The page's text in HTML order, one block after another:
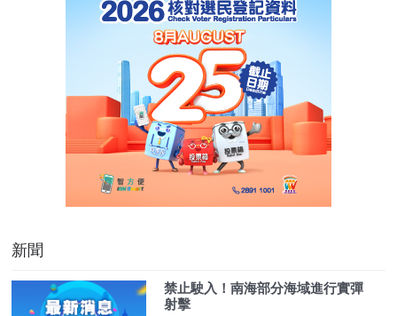
新聞
禁止駛入！南海部分海域進行實彈
射擊